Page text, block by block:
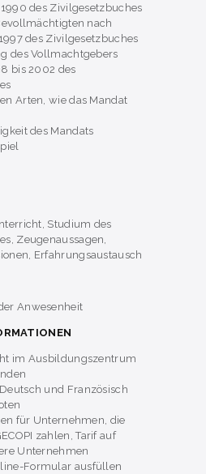
des Zivilgesetzbuches
nach
des Zivilgesetzbuches
des Vollmachtgebers
bis 2002 des
Arten, wie das Mandat
des Mandats
Studium des
Zeugenaussagen,
Erfahrungsaustausch
Anwesenheit
im Ausbildungszentrum
und Französisch
für Unternehmen, die
zahlen, Tarif auf
Unternehmen
Formular ausfüllen